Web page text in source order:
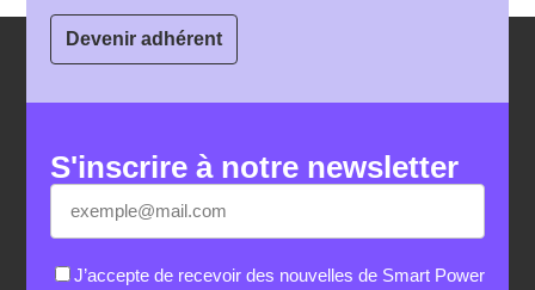
Devenir adhérent
S'inscrire à notre newsletter
mail*
RGPD*
J’accepte de recevoir des nouvelles de Smart Power